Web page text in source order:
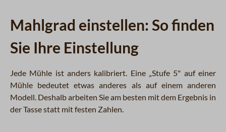
Mahlgrad einstellen: So finden
Sie Ihre Einstellung
Jede Mühle ist anders kalibriert. Eine „Stufe 5" auf einer
Mühle bedeutet etwas anderes als auf einem anderen
Modell. Deshalb arbeiten Sie am besten mit dem Ergebnis in
der Tasse statt mit festen Zahlen.